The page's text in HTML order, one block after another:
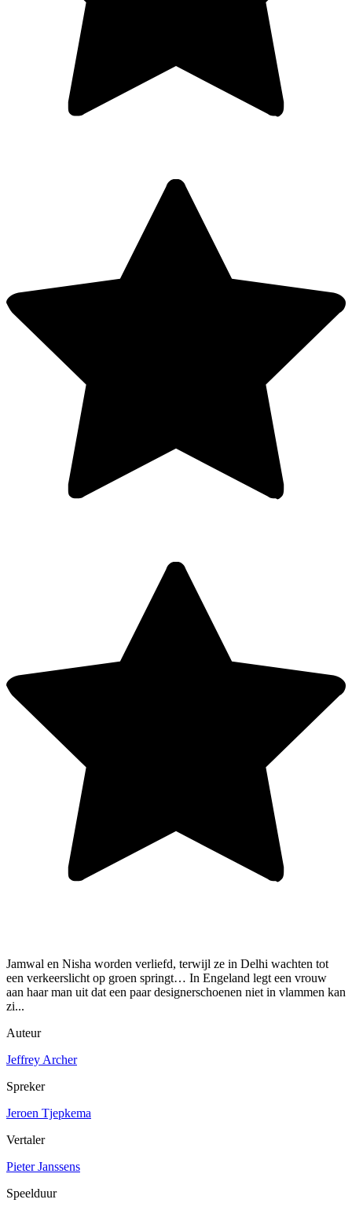
Jamwal en Nisha worden verliefd, terwijl ze in Delhi wachten tot
een verkeerslicht op groen springt… In Engeland legt een vrouw
aan haar man uit dat een paar designerschoenen niet in vlammen kan
zi...
Auteur
Jeffrey Archer
Spreker
Jeroen Tjepkema
Vertaler
Pieter Janssens
Speelduur